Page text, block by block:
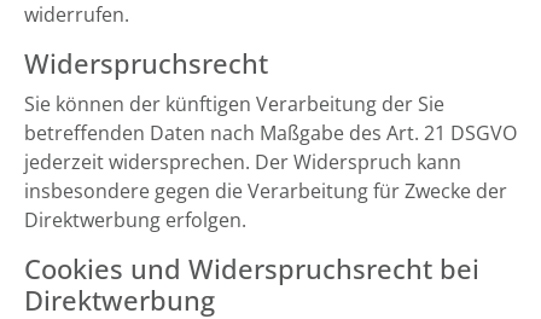
widerrufen.
Widerspruchsrecht
Sie können der künftigen Verarbeitung der Sie
betreffenden Daten nach Maßgabe des Art. 21 DSGVO
jederzeit widersprechen. Der Widerspruch kann
insbesondere gegen die Verarbeitung für Zwecke der
Direktwerbung erfolgen.
Cookies und Widerspruchsrecht bei
Direktwerbung